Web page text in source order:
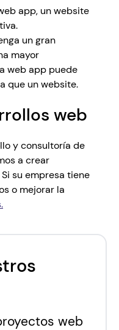
web
app, un website
un gran
mayor
web app puede
que un website.
web
y consultoría de
a crear
su empresa tiene
o mejorar la